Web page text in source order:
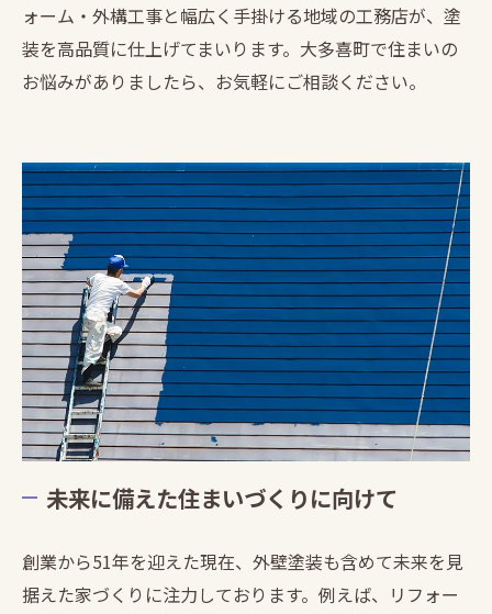
ォーム・外構工事と幅広く手掛ける地域の工務店が、塗
装を高品質に仕上げてまいります。大多喜町で住まいの
お悩みがありましたら、お気軽にご相談ください。
未来に備えた住まいづくりに向けて
創業から51年を迎えた現在、外壁塗装も含めて未来を見
据えた家づくりに注力しております。例えば、リフォー